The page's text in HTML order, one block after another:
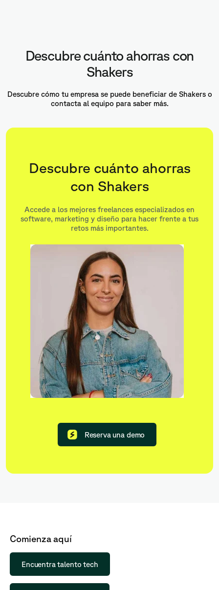
Descubre cuánto ahorras con
Shakers
Descubre cómo tu empresa se puede beneficiar de Shakers o
contacta al equipo para saber más.
Descubre cuánto ahorras
con Shakers
Accede a los mejores freelances especializados en
software, marketing y diseño para hacer frente a tus
retos más importantes.
Reserva una demo
Comienza aquí
Encuentra talento tech